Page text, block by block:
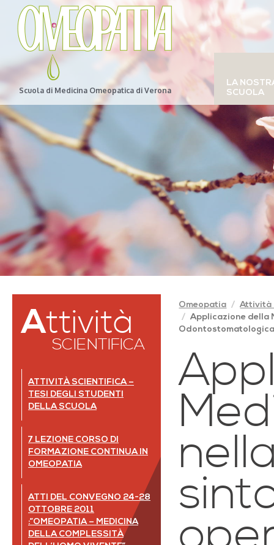
Scuola di Medicina Omeopatica di Verona
LA
SCUOLA
Omeopatia
Attività
Applicazione della
Attività
SCIENTIFICA
ATTIVITÀ SCIENTIFICA –
TESI DEGLI STUDENTI
DELLA SCUOLA
7 LEZIONE CORSO DI
FORMAZIONE CONTINUA IN
OMEOPATIA
ATTI DEL CONVEGNO 24-28
OTTOBRE 2011
:”OMEOPATIA – MEDICINA
DELLA COMPLESSITÀ